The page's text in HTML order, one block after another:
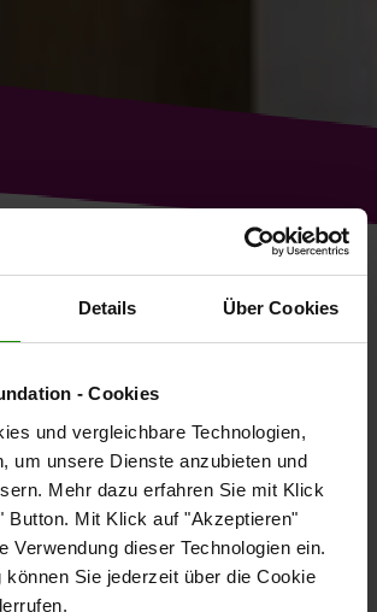
Details Über Cookies
- Cookies
und vergleichbare Technologien,
um unsere Dienste anzubieten und
Mehr dazu erfahren Sie mit Klick
Button. Mit Klick auf "Akzeptieren"
Verwendung dieser Technologien ein.
können Sie jederzeit über die Cookie
SCHLAU! EIN
DER FELIX
DAS GEHIRN ANREGEN UND
ERFORDERN
Sport aufhörst und dann zurückblickst, an